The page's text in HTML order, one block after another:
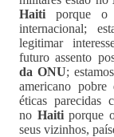
Haiti porque
internacional;
legitimar
futuro assento
da ONU;
americano pobre
éticas
no Haitiporque
seus vizinhos,